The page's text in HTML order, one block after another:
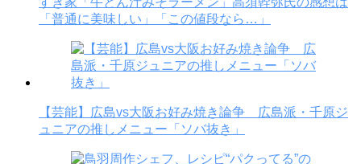
「普通に美味しい」「この値段なら…」
【芸能】広島vs大阪お好み焼き論争 広島派・千原ジ
ュニアの推しメニュー「ソバ抜き」